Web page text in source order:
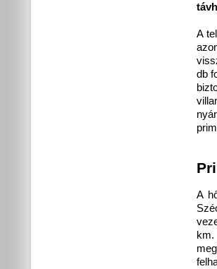
A
db
A